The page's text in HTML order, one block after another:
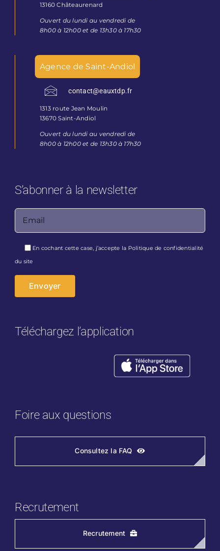
13160 Châteaurenard
Ouvert du lundi au vendredi de
8h00 à 12h00 et de 13h30 à 17h30
Agence de Saint-Andiol
contact@eauxtdp.fr
1313 route Jean Moulin
13670 Saint-Andiol
Ouvert du lundi au vendredi de
8h00 à 12h00 et de 13h30 à 17h30
S’abonner à la newsletter
En cochant cette case, j’accepte la Politique de confidentialité
du site
Téléchargez l’application
Foire aux questions
Consultez la FAQ
Recrutement
Recrutement